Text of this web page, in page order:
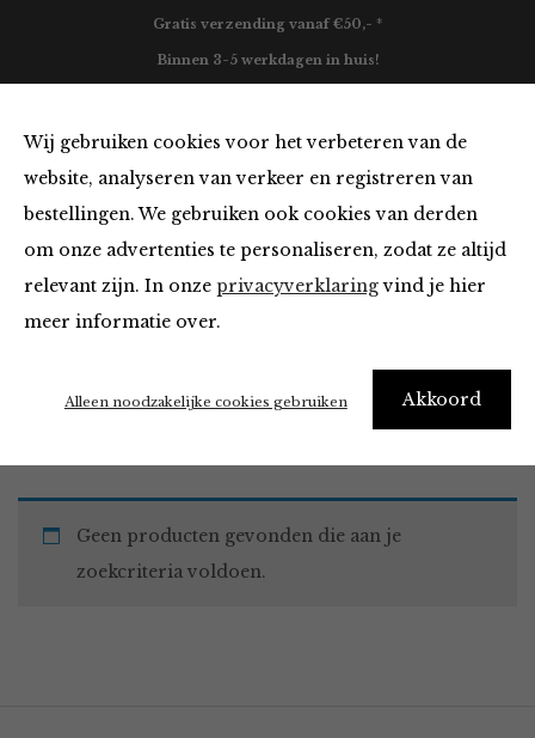
Wij gebruiken cookies voor het verbeteren van de
website, analyseren van verkeer en registreren van
bestellingen. We gebruiken ook cookies van derden
om onze advertenties te personaliseren, zodat ze altijd
relevant zijn. In onze privacyverklaringvind je hier
meer informatie over.
Akkoord
Alleen noodzakelijke cookies gebruiken
Gratis verzending vanaf €50,- *
Binnen 3-5 werkdagen in huis!
Must Haves
Home Winkel Accessoires Must Haves
Geen producten gevonden die aan je
zoekcriteria voldoen.